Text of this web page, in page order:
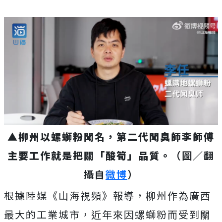
▲柳州以螺螄粉聞名，第二代聞臭師李師傅
主要工作就是把關「酸筍」品質。
（圖／翻
攝自微博）
根據陸媒《山海視頻》報導， 柳州作為廣西
最大的工業城市，近年來因螺螄粉而受到關